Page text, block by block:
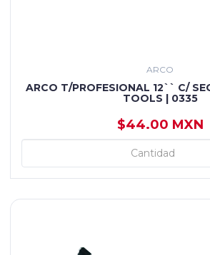
ARCO
ARCO T/PROFESIONAL 12`` C/
TOOLS | 0335
$44.00 MXN
+ AGREGAR